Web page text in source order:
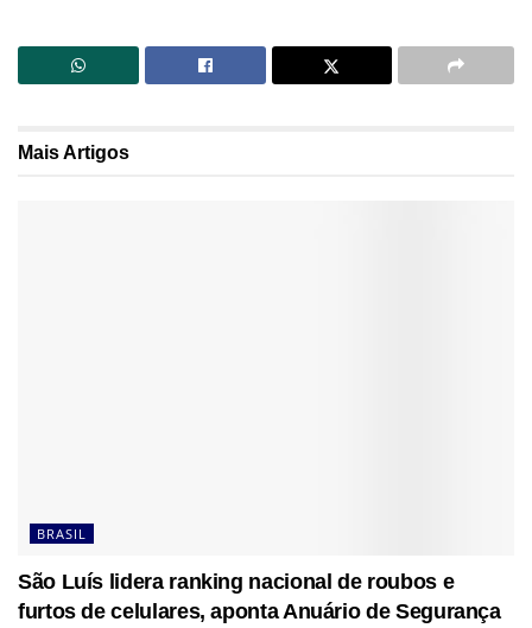
MaisArtigos
BRASIL
São Luís lidera ranking nacional de roubos e
furtos de celulares, aponta Anuário de Segurança